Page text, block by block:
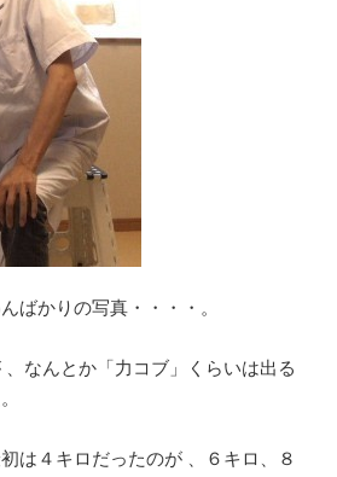
ばかりの写真・・・・。
なんとか「力コブ」くらいは出る
は４キロだったのが 、６キロ、８